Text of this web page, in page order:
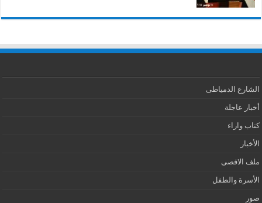
الشارع الدمياطى
أخبار عاجلة
كتاب واراء
الأخبار
ملف الاقصى
الأسرة والطفل
صور